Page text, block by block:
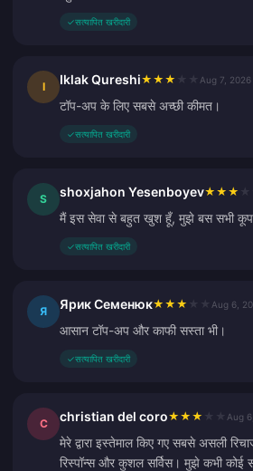
✓सत्यापित खरीदारी
I Iklak Qureshi★ ★ ★ Aug 7, 2026
टॉप-अप के लिए सबसे अच्छी कीमत।
✓सत्यापित खरीदारी
S shoxjahon Yesenboyev★ ★ ★
मैं इस सेवा से बहुत खुश हूँ, मुझे बस सभी
✓सत्यापित खरीदारी
Я Ярик Семенюк★ ★ ★ Aug 6,
आसान टॉप-अप और काफी सस्ता भी।
✓सत्यापित खरीदारी
C christian del coro★ ★ ★ Aug
मेरे द्वारा इस्तेमाल किए गए सबसे असली
रिस्पॉन्स और कुशल सर्विस। मुझे कभी कोई